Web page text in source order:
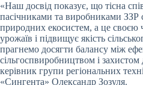
«Наш досвід показує, що тісна
пасічниками та виробниками ЗЗР
природних екосистем, а це своєю
урожаїв і підвищує якість
прагнемо досягти балансу між
сільгоспвиробництвом і
керівник групи регіональних
«Сингента» Олександр Зозуля.